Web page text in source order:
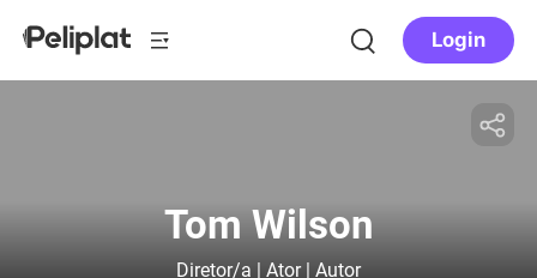
Login
Tom Wilson
Diretor/a | Ator | Autor